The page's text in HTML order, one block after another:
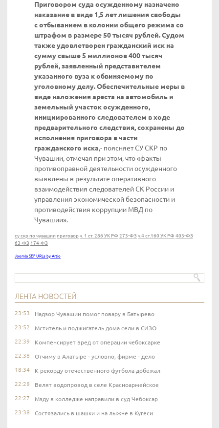
Приговором суда осужденному назначено
наказание в виде 1,5 лет лишения свободы
с отбыванием в колонии общего режима со
штрафом в размере 50 тысяч рублей. Судом
также удовлетворен гражданский иск на
сумму свыше 5 миллионов 400 тысяч
рублей, заявленный представителем
указанного вуза к обвиняемому по
уголовному делу. Обеспечительные меры в
виде наложения ареста на автомобиль и
земельный участок осужденного,
инициированного следователем в ходе
предварительного следствия, сохранены до
исполнения приговора в части
гражданского иска,- поясняет СУ СКР по
Чувашии, отмечая при этом, что «факты
противоправной деятельности осужденного
выявлены в результате оперативного
взаимодействия следователей СК России и
управления экономической безопасности и
противодействия коррупции МВД по
Чувашии».
су скр по чувашии приговорч. 1 ст. 286 УК РФ 273-ФЗ ч.4 ст.160 УК РФ 403-ФЗ
63-ФЗ 174-ФЗ
Joomla SEF URLs by Artio
ЛЕНТА НОВОСТЕЙ
23:53 Надзор Чувашии помог повару в Батырево
23:52 Мститель и поджигатель дома сели в СИЗО
22:39 Компенсирует вред от операции чебоксарке
22:38 Отчиму в Алатыре - условно, фирме - дело
18:34 К рекорду отечественного футбола добежал
22:28 Велят водопровод в селе Красноармейское
22:27 Мзду в колледже направили в суд Чебоксар
23:38 Состязались в шашки и на лыжне в Кугеси